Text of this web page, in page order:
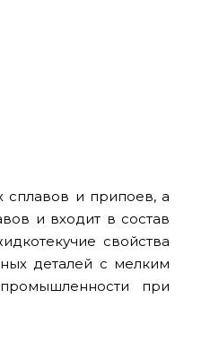
сплавов и припоев, а
и входит в состав
свойства
деталей с мелким
при